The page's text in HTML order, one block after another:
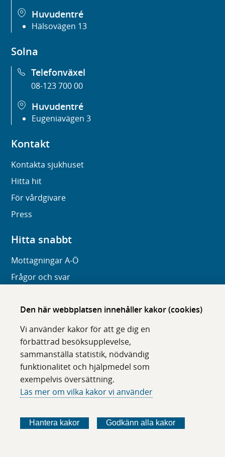
Den här webbplatsen innehåller kakor (cookies)
Vi använder kakor för att ge dig en
förbättrad besöksupplevelse,
sammanställa statistik, nödvändig
funktionalitet och hjälpmedel som
exempelvis översättning.
Läs mer om vilka kakor vi använder
Hantera kakor Godkänn alla kakor
Huvudentré
Hälsovägen 13
Solna
Telefonväxel
08-123 700 00
Huvudentré
Eugeniavägen 3
Kontakt
Kontakta sjukhuset
Hitta hit
För vårdgivare
Press
Hitta snabbt
Mottagningar A-Ö
Frågor och svar
Digitala tjänster
Om webbplatsen
Om karolinska.se
Navigation och hittbarhet
Tillgänglighet